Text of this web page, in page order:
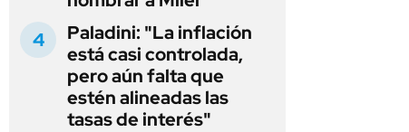
Paladini: "La inflación
está casi controlada,
pero aún falta que
estén alineadas las
tasas de interés"